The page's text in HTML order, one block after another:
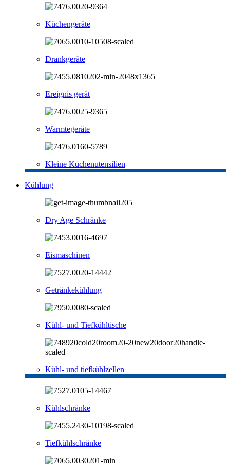
Küchengeräte
Drankgeräte
Ereignis gerät
Warmtegeräte
Kleine Küchenutensilien
Kühlung
Dry Age Schränke
Eismaschinen
Getränkekühlung
Kühl- und Tiefkühltische
Kühl- und tiefkühlzellen
Kühlschränke
Tiefkühlschränke